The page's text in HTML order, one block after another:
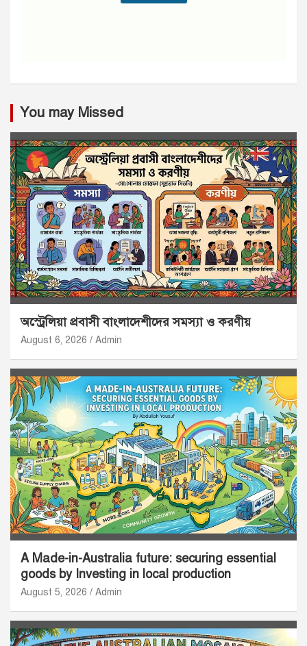
You may Missed
অস্ট্রেলিয়া প্রবাসী বাংলাদেশীদের সমস্যা ও করণীয়
August 6, 2026 Admin
A Made-in-Australia future: securing essential
goods by Investing in local production
August 5, 2026 Admin